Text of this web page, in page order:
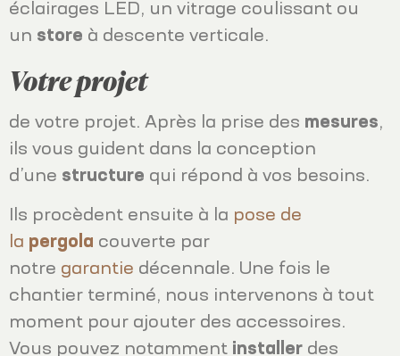
éclairages LED, un vitrage coulissant ou
un store à descente verticale.
Votre projet
de votre projet. Après la prise des mesures,
ils vous guident dans la conception
d’une structure qui répond à vos besoins.
Ils procèdent ensuite à la pose de
la pergola couverte par
notre garantie décennale. Une fois le
chantier terminé, nous intervenons à tout
moment pour ajouter des accessoires.
Vous pouvez notamment installer des